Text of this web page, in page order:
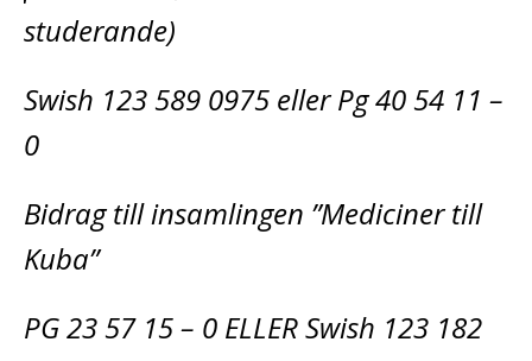
studerande)
Swish 123 589 0975 eller Pg 40 54 11 –
0
Bidrag till insamlingen ”Mediciner till
Kuba”
PG 23 57 15 – 0 ELLER Swish 123 182